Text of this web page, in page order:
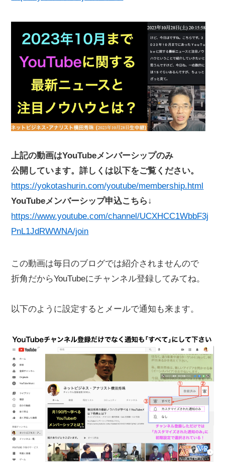
上記の動画はYouTubeメンバーシップのみ
公開しています。詳しくは以下をご覧ください。
https://yokotashurin.com/youtube/membership.html
YouTubeメンバーシップ申込こちら↓
https://www.youtube.com/channel/UCXHCC1WbbF3j
PnL1JdRWWNA/join
この動画は毎日のブログでは紹介されませんので
折角だからYouTubeにチャンネル登録してみてね。
以下のように設定するとメールで通知も来ます。